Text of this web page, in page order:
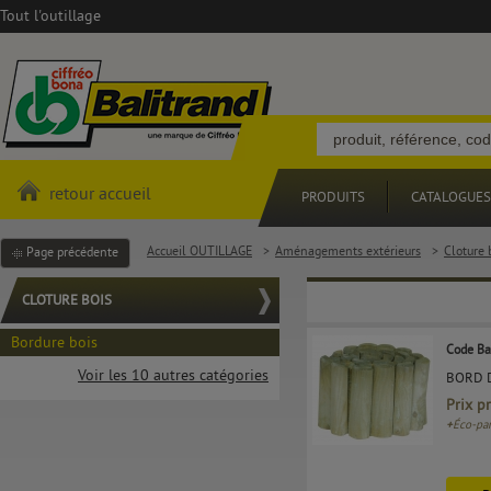
Tout l'outillage
retour accueil PRODUITS CATALOGUES
Page précédente Accueil OUTILLAGE > Aménagements extérieurs > Cloture
CLOTURE BOIS
Bordure bois
Voir les 10 autres catégories
Code
BORD
Prix
+Éco-